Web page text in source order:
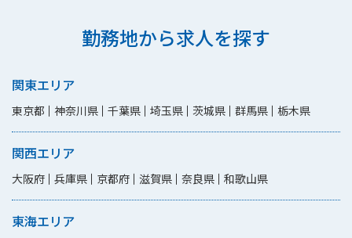
勤務地から求人を探す
関東エリア
東京都 神奈川県 千葉県 埼玉県 茨城県 群馬県 栃木県
関西エリア
大阪府 兵庫県 京都府 滋賀県 奈良県 和歌山県
東海エリア